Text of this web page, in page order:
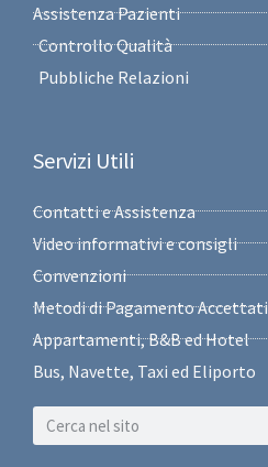
Assistenza Pazienti
Controllo Qualità
Pubbliche Relazioni
Servizi Utili
Contatti e Assistenza
Video informativi e consigli
Convenzioni
Metodi di Pagamento Accettati
Appartamenti, B&B ed Hotel
Bus, Navette, Taxi ed Eliporto